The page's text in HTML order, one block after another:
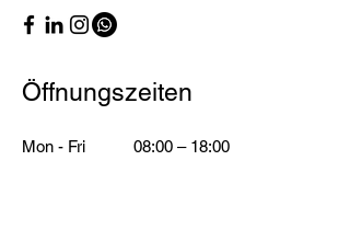
Öffnungszeiten
Mon - Fri 08:00 – 18:00